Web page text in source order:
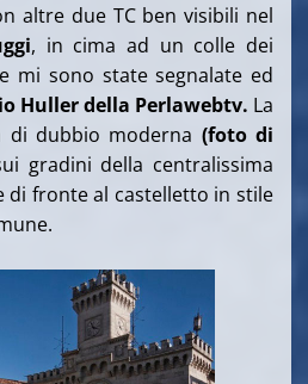
altre due TC ben visibili nel
, in cima ad un colle dei
mi sono state segnalate ed
Huller della Perlawebtv. La
di dubbio moderna (foto di
gradini della centralissima
di fronte al castelletto in stile